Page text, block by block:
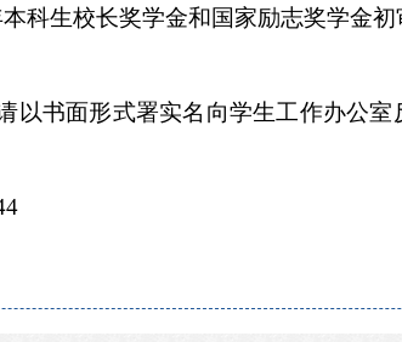
科生校长奖学金和国家励志奖学金初
以书面形式署实名向学生工作办公